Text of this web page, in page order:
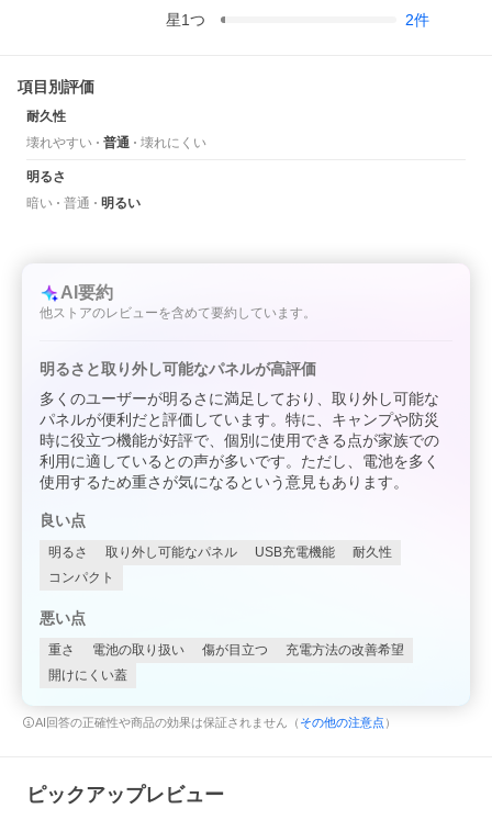
星1つ 2件
項目別評価
耐久性
壊れやすい
普通 壊れにくい
明るさ
暗い
普通 明るい
AI要約
他ストアのレビューを含めて要約しています。
明るさと取り外し可能なパネルが高評価
多くのユーザーが明るさに満足しており、取り外し可能な
パネルが便利だと評価しています。特に、キャンプや防災
時に役立つ機能が好評で、個別に使用できる点が家族での
利用に適しているとの声が多いです。ただし、電池を多く
使用するため重さが気になるという意見もあります。
良い点
明るさ 取り外し可能なパネル USB充電機能
耐久性
コンパクト
悪い点
重さ 電池の取り扱い 傷が目立つ
充電方法の改善希望
開けにくい蓋
AI回答の正確性や商品の効果は保証されません（ その他の注意点 ）
ピックアップレビュー